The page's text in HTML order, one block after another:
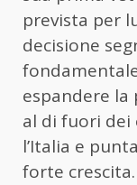
prevista per
decisione
espandere
al di fuori dei
l’Italia e
forte crescita.